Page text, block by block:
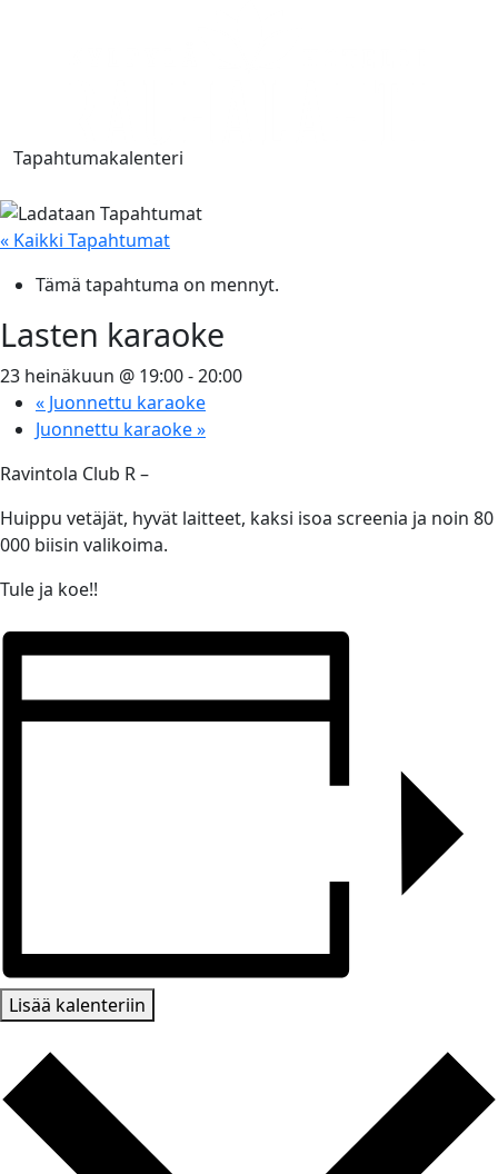
Tapahtumakalenteri
« Kaikki Tapahtumat
Tämä tapahtuma on mennyt.
Lasten karaoke
23 heinäkuun @ 19:00-20:00
« Juonnettu karaoke
Juonnettu karaoke»
Ravintola Club R –
Huippu vetäjät, hyvät laitteet, kaksi isoa screenia ja noin 80
000 biisin valikoima.
Tule ja koe!!
Lisää kalenteriin